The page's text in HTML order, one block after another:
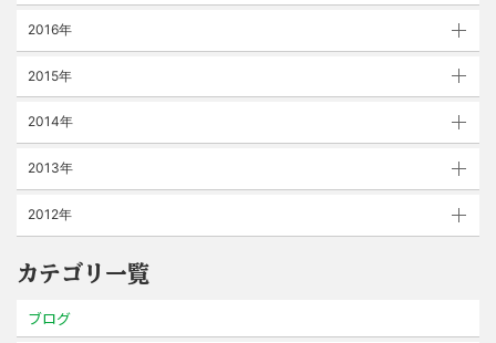
2016年
2015年
2014年
2013年
2012年
カテゴリ一覧
ブログ